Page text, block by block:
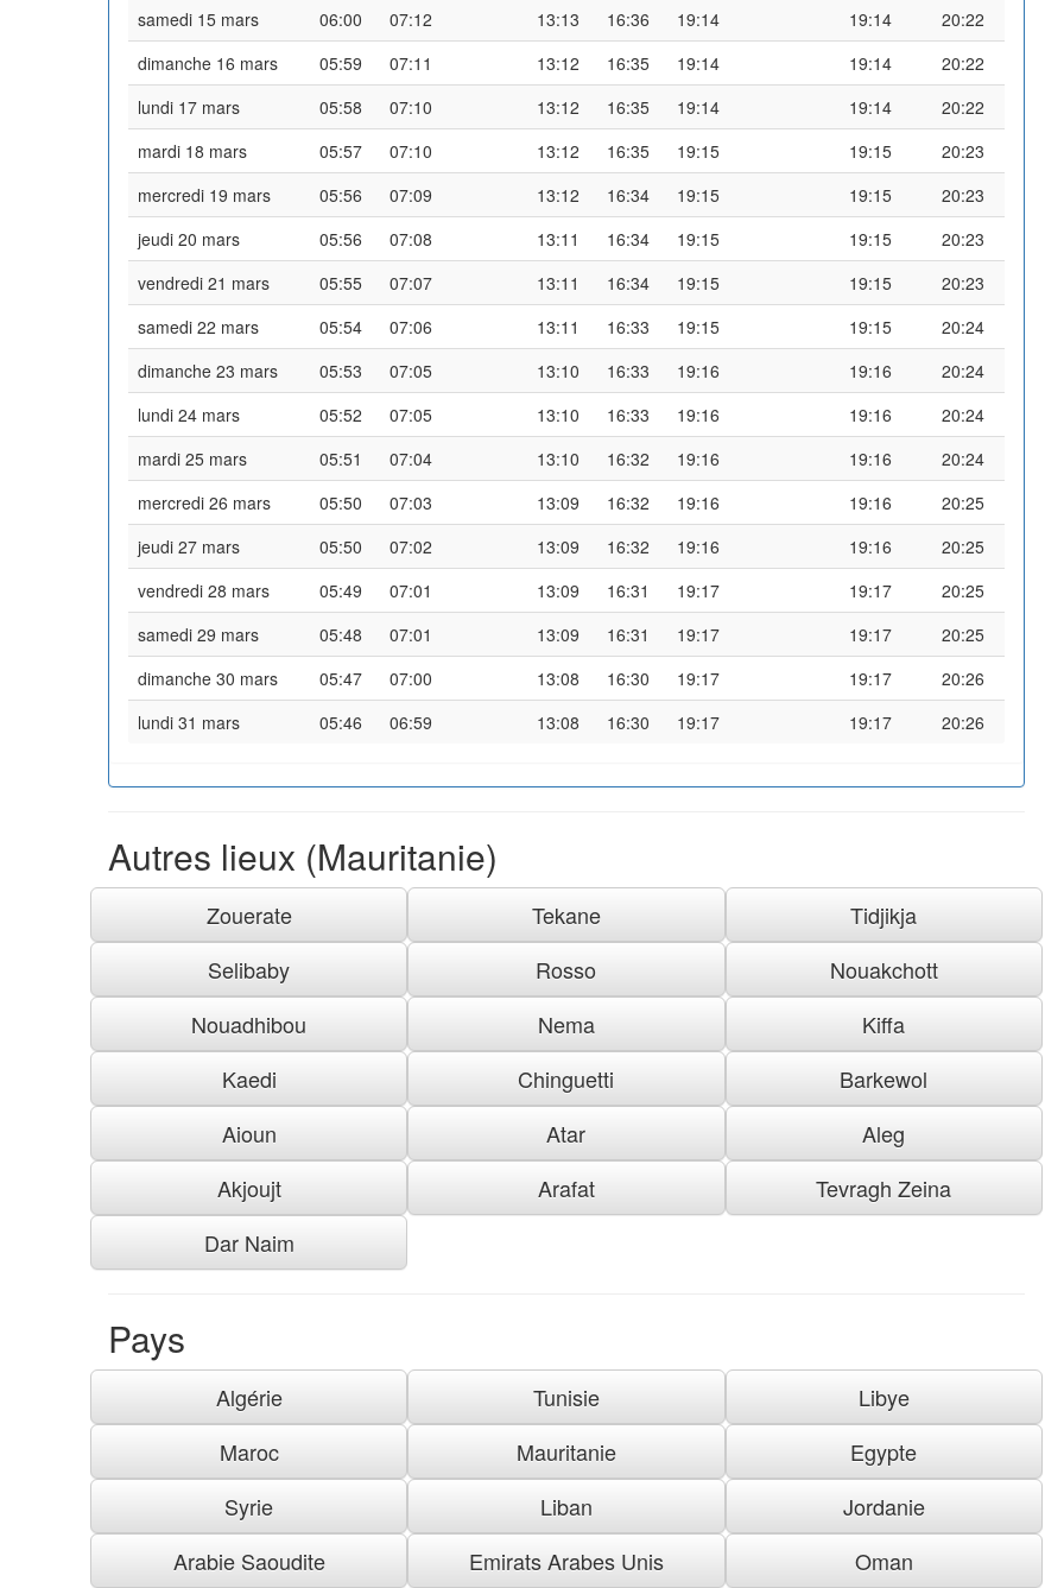
samedi 15 mars
06:00 07:12 13:13 16:36 19:14 19:14
20:22
dimanche 16 mars
05:59 07:11 13:12 16:35 19:14 19:14
20:22
lundi 17 mars
05:58 07:10 13:12 16:35 19:14 19:14
20:22
mardi 18 mars
05:57 07:10 13:12 16:35 19:15 19:15
20:23
mercredi 19 mars
05:56 07:09 13:12 16:34 19:15 19:15
20:23
jeudi 20 mars
05:56 07:08 13:11 16:34 19:15 19:15
20:23
vendredi 21 mars
05:55 07:07 13:11 16:34 19:15 19:15
20:23
samedi 22 mars
05:54 07:06 13:11 16:33 19:15 19:15
20:24
dimanche 23 mars
05:53 07:05 13:10 16:33 19:16 19:16
20:24
lundi 24 mars
05:52 07:05 13:10 16:33 19:16 19:16
20:24
mardi 25 mars
05:51 07:04 13:10 16:32 19:16 19:16
20:24
mercredi 26 mars
05:50 07:03 13:09 16:32 19:16 19:16
20:25
jeudi 27 mars
05:50 07:02 13:09 16:32 19:16 19:16
20:25
vendredi 28 mars
05:49 07:01 13:09 16:31 19:17 19:17
20:25
samedi 29 mars
05:48 07:01 13:09 16:31 19:17 19:17
20:25
dimanche 30 mars
05:47 07:00 13:08 16:30 19:17 19:17
20:26
lundi 31 mars
05:46 06:59 13:08 16:30 19:17 19:17 20:26
Autres lieux (Mauritanie)
Zouerate Tekane
Tidjikja
Selibaby
Rosso
Nouakchott
Nouadhibou
Nema
Kiffa
Kaedi
Chinguetti
Barkewol
Aioun
Atar
Aleg
Akjoujt
Arafat
Tevragh Zeina
Dar Naim
Pays
Algérie Tunisie
Libye
Maroc
Mauritanie
Egypte
Syrie
Liban
Jordanie
Arabie Saoudite
Emirats Arabes Unis Oman